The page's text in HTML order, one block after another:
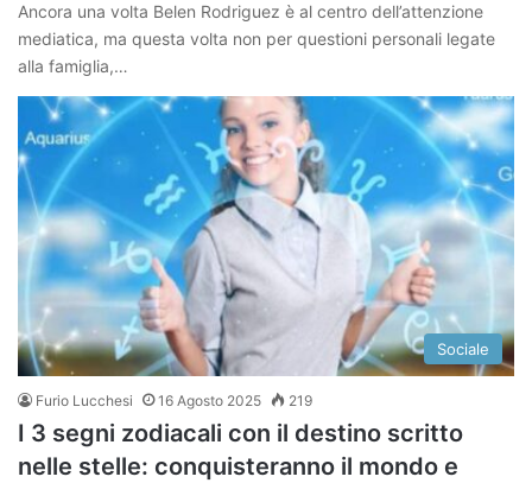
Ancora una volta Belen Rodriguez è al centro dell’attenzione
mediatica, ma questa volta non per questioni personali legate
alla famiglia,…
Sociale
Furio Lucchesi 16 Agosto 2025 219
I 3 segni zodiacali con il destino scritto
nelle stelle: conquisteranno il mondo e